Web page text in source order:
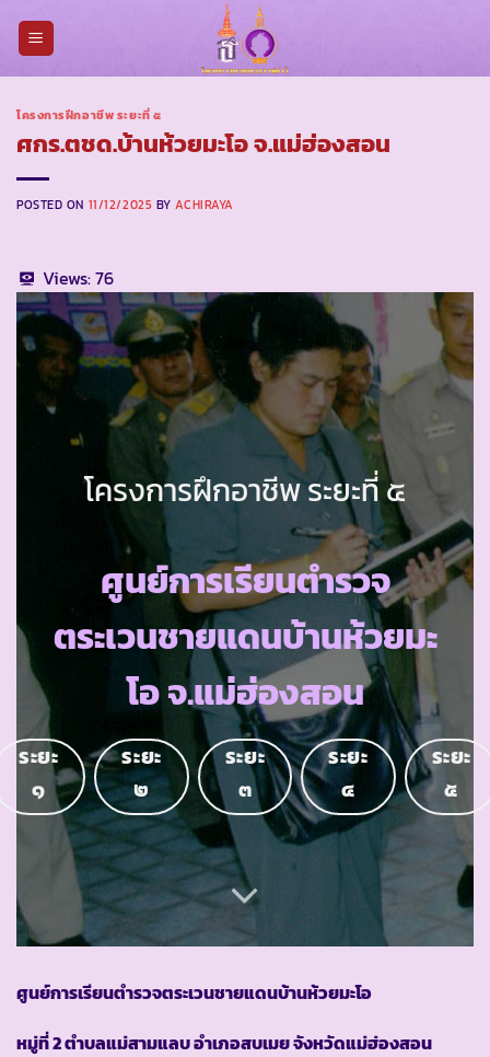
โครงการฝึกอาชีพ ระยะที่ ๕
ศกร.ตชด.บ้านห้วยมะโอ จ.แม่ฮ่องสอน
POSTED ON 11/12/2025 BYACHIRAYA
Views:76
โครงการฝึกอาชีพ ระยะที่ ๕
ศูนย์การเรียนตำรวจ
ตระเวนชายแดนบ้านห้วยมะ
โอ จ.แม่ฮ่องสอน
ระยะ
๑
ระยะ
๒
ระยะ
๓
ระยะ
๔
ระยะ
๕
ศูนย์การเรียนตำรวจตระเวนชายแดนบ้านห้วยมะโอ
หมู่ที่ 2 ตำบลแม่สามแลบ อำเภอสบเมย จังหวัดแม่ฮ่องสอน